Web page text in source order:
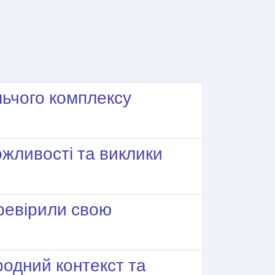
комплексу
та виклики
свою
контекст та